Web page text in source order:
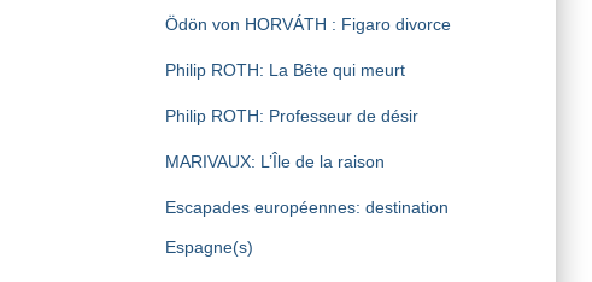
Ödön von HORVÁTH : Figaro divorce
Philip ROTH: La Bête qui meurt
Philip ROTH: Professeur de désir
MARIVAUX: L’Île de la raison
Escapades européennes: destination
Espagne(s)